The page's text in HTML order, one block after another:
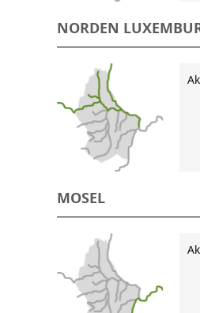
NORDEN
MOSEL